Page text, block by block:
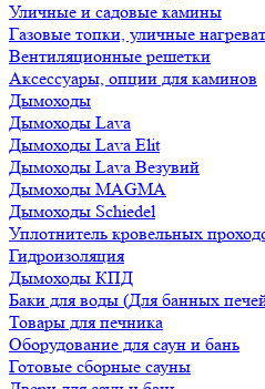
Уличные и садовые камины
Газовые топки, уличные
Вентиляционные решетки
Аксессуары, опции для каминов
Дымоходы
Дымоходы Lava
Дымоходы Lava Elit
Дымоходы Lava Везувий
Дымоходы MAGMA
Дымоходы Schiedel
Уплотнитель кровельных
Гидроизоляция
Дымоходы КПД
Баки для воды (Для банных
Товары для печника
Оборудование для саун и бань
Готовые сборные сауны